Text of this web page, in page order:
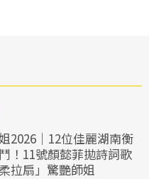
2026｜12位佳麗湖南衡
！11號顏懿菲拋詩詞歌
拉扇」驚艷師姐